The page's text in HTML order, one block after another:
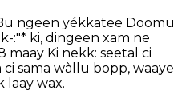
ngeen yékkatee Doomu
:"* ki, dingeen xam ne
maay Ki nekk: seetal ci
sama wàllu bopp, waaye
laay wax.